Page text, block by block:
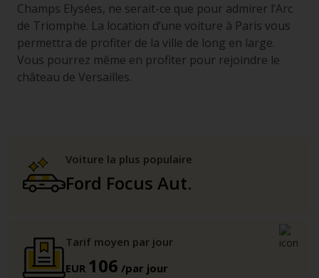
Champs Elysées, ne serait-ce que pour admirer l’Arc
de Triomphe. La location d’une voiture à Paris vous
permettra de profiter de la ville de long en large.
Vous pourrez même en profiter pour rejoindre le
château de Versailles.
Voiture la plus populaire
Ford Focus Aut.
Tarif moyen par jour
EUR 106 /par jour